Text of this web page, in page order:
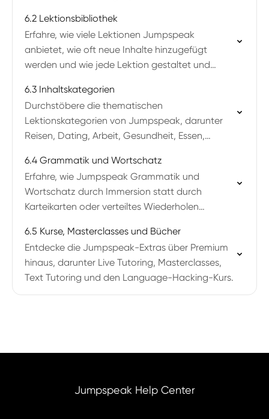
6.2 Lektionsbibliothek
Erfahre, wie viele Lektionen Jumpspeak
anbietet, wie oft neue Inhalte hinzugefügt
werden und wie jede Lektion gestaltet und
6.3 Inhaltskategorien
Durchstöbere die thematischen
Lektionskategorien von Jumpspeak, darunter
Reisen, Dating, Arbeit, Gesundheit, Essen,
6.4 Grammatik und Wortschatz
Erfahre, wie Jumpspeak Grammatik und
Wortschatz durch Immersion statt durch
Karteikarten oder verteiltes Wiederholen
6.5 Kurse, Masterclasses und Bücher
Entdecke die Jumpspeak-Extras über Premium
hinaus, darunter Live Tutoring, Masterclasses,
Text Tutoring und den Language-Hacking-Kurs.
Jumpspeak Help Center